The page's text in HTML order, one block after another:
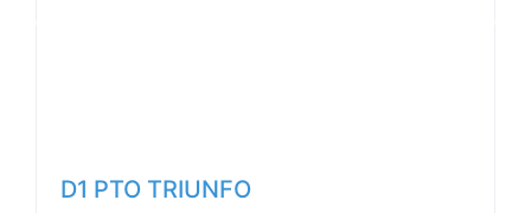
D1 PTO TRIUNFO